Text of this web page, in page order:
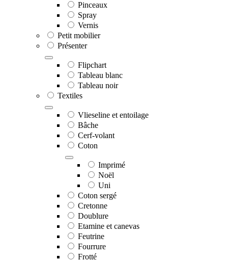
Pinceaux
Spray
Vernis
Petit mobilier
Présenter
Flipchart
Tableau blanc
Tableau noir
Textiles
Vlieseline et entoilage
Bâche
Cerf-volant
Coton
Imprimé
Noël
Uni
Coton sergé
Cretonne
Doublure
Etamine et canevas
Feutrine
Fourrure
Frotté